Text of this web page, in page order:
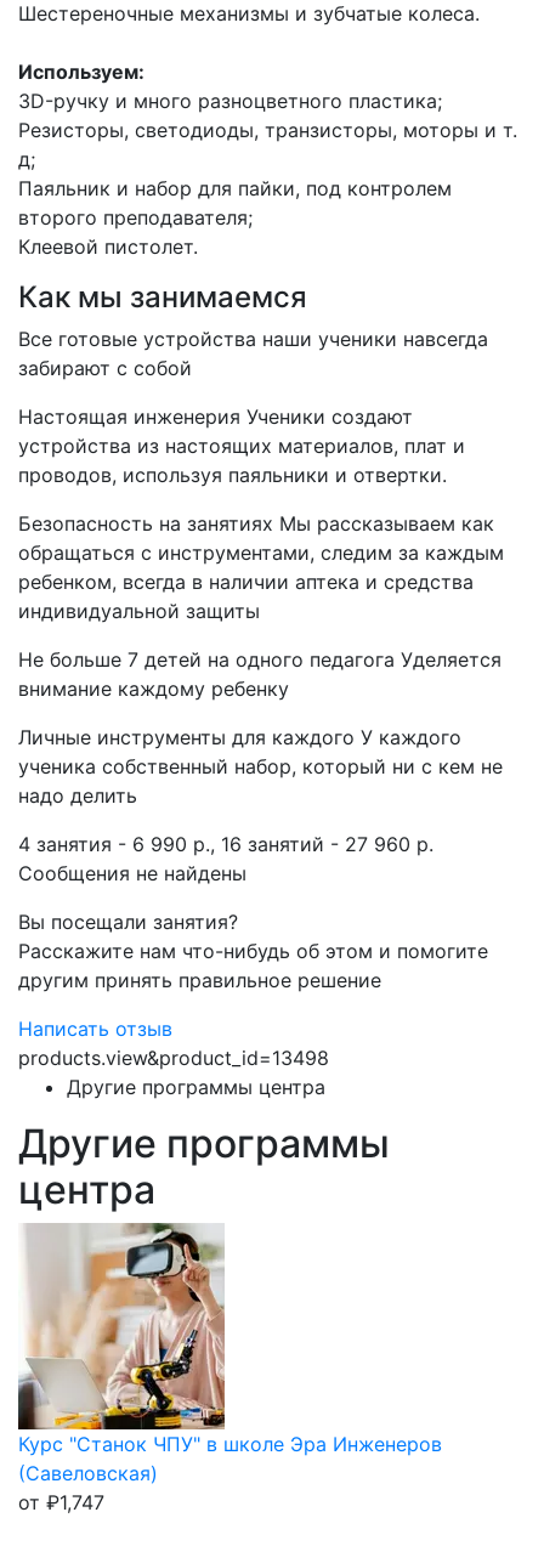
Шестереночные механизмы и зубчатые колеса.
Используем:
3D-ручку и много разноцветного пластика;
Резисторы, светодиоды, транзисторы, моторы и т.
д;
Паяльник и набор для пайки, под контролем
второго преподавателя;
Клеевой пистолет.
Как мы занимаемся
Все готовые устройства наши ученики навсегда
забирают с собой
Настоящая инженерия Ученики создают
устройства из настоящих материалов, плат и
проводов, используя паяльники и отвертки.
Безопасность на занятиях Мы рассказываем как
обращаться с инструментами, следим за каждым
ребенком, всегда в наличии аптека и средства
индивидуальной защиты
Не больше 7 детей на одного педагога Уделяется
внимание каждому ребенку
Личные инструменты для каждого У каждого
ученика собственный набор, который ни с кем не
надо делить
4 занятия - 6 990 р., 16 занятий - 27 960 р.
Сообщения не найдены
Вы посещали занятия?
Расскажите нам что-нибудь об этом и помогите
другим принять правильное решение
Написать отзыв
products.view&product_id=13498
Другие программы центра
Другие программы
центра
Курс "Станок ЧПУ" в школе Эра Инженеров
(Савеловская)
от ₽1,747